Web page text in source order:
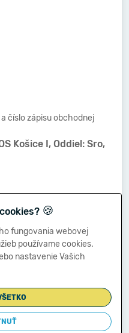
číslo zápisu obchodnej
Košice I, Oddiel: Sro,
🍪
fungovania webovej
používame cookies.
nastavenie Vašich